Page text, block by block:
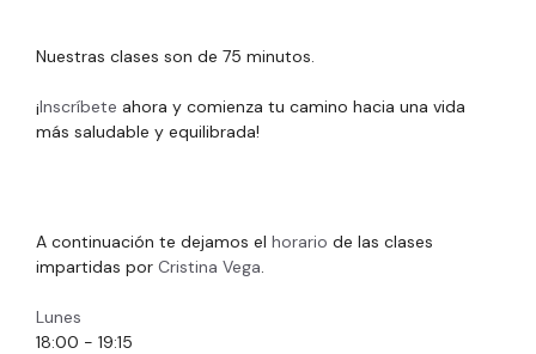
Nuestras clases son de 75 minutos.
¡Inscríbete ahora y comienza tu camino hacia una vida
más saludable y equilibrada!
A continuación te dejamos el horario de las clases
impartidas por Cristina Vega.
Lunes
18:00 - 19:15